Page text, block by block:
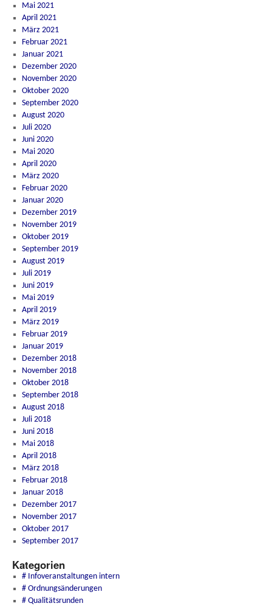
Mai 2021
April 2021
März 2021
Februar 2021
Januar 2021
Dezember 2020
November 2020
Oktober 2020
September 2020
August 2020
Juli 2020
Juni 2020
Mai 2020
April 2020
März 2020
Februar 2020
Januar 2020
Dezember 2019
November 2019
Oktober 2019
September 2019
August 2019
Juli 2019
Juni 2019
Mai 2019
April 2019
März 2019
Februar 2019
Januar 2019
Dezember 2018
November 2018
Oktober 2018
September 2018
August 2018
Juli 2018
Juni 2018
Mai 2018
April 2018
März 2018
Februar 2018
Januar 2018
Dezember 2017
November 2017
Oktober 2017
September 2017
Kategorien
# Infoveranstaltungen intern
# Ordnungsänderungen
# Qualitätsrunden